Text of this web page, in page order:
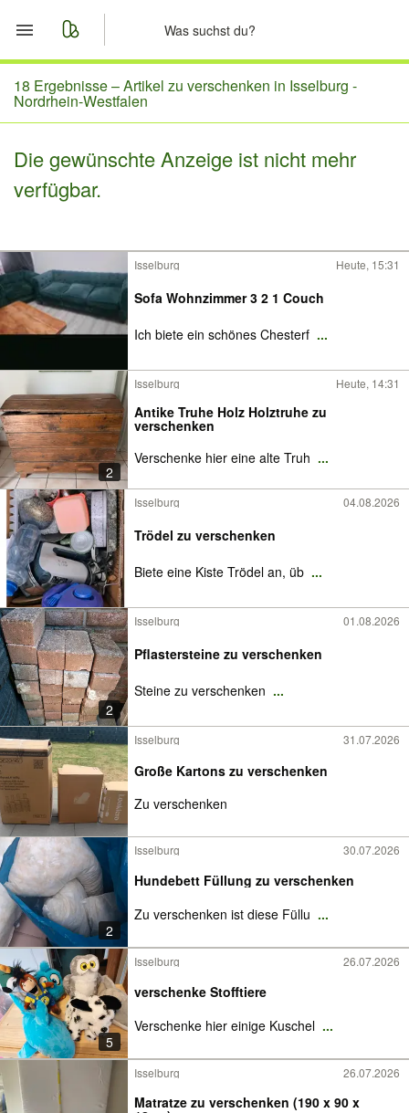
Start
Merkliste
Nachrichten
18 Ergebnisse –Artikel zu verschenken in Isselburg -
Nordrhein-Westfalen
Die gewünschte Anzeige ist nicht mehr
verfügbar.
Isselburg Heute, 15:31
Sofa Wohnzimmer 3 2 1 Couch
Ich biete ein schönes Chesterf ...
2
Isselburg Heute, 14:31
Antike Truhe Holz Holztruhe zu
verschenken
Verschenke hier eine alte Truh ...
Isselburg 04.08.2026
Trödel zu verschenken
Biete eine Kiste Trödel an, üb ...
2
Isselburg 01.08.2026
Pflastersteine zu verschenken
Steine zu verschenken ...
Isselburg 31.07.2026
Große Kartons zu verschenken
Zu verschenken
2
Isselburg 30.07.2026
Hundebett Füllung zu verschenken
Zu verschenken ist diese Füllu ...
5
Isselburg 26.07.2026
verschenke Stofftiere
Verschenke hier einige Kuschel ...
Isselburg 26.07.2026
Matratze zu verschenken (190 x 90 x